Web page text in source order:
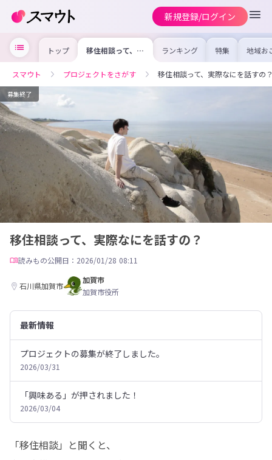
新規登録/ログイン
トップ 移住相談って、実
際なにを話すの？
ランキング 特集 地域お
の求
を集め
事内容
を比較
合った
スマウト プロジェクトをさがす 移住相談って、実際なにを話すの
募集終了
移住相談って、実際なにを話すの？
読みもの公開日：2026/01/28 08:11
石川県加賀市
加賀市
加賀市役所
最新情報
プロジェクトの募集が終了しました。
2026/03/31
「興味ある」が押されました！
2026/03/04
「移住相談」と聞くと、